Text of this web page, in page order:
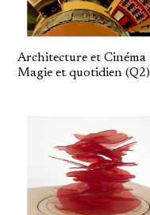
Architecture et Cinéma |
Magie et quotidien (Q2)